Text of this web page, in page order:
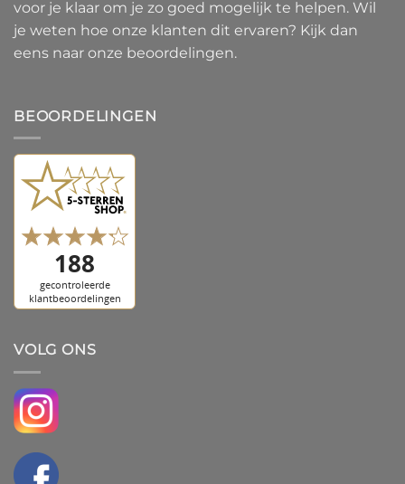
voor je klaar om je zo goed mogelijk te helpen. Wil
je weten hoe onze klanten dit ervaren? Kijk dan
eens naar onze beoordelingen.
BEOORDELINGEN
VOLG ONS